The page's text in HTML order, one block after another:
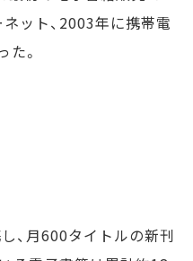
ネット、2003年に携帯電
。
、月600タイトルの新刊